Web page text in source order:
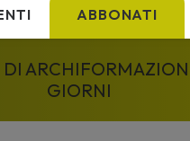
ABBONATI
DI
GIORNI